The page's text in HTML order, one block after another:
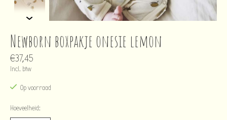
Newborn boxpakje onesie lemon
€37,45
Incl. btw
Op voorraad
Hoeveelheid: